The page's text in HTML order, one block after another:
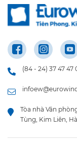
(84 - 24) 37 47 47
Tòa nhà Văn
Tùng, Kim Liên,